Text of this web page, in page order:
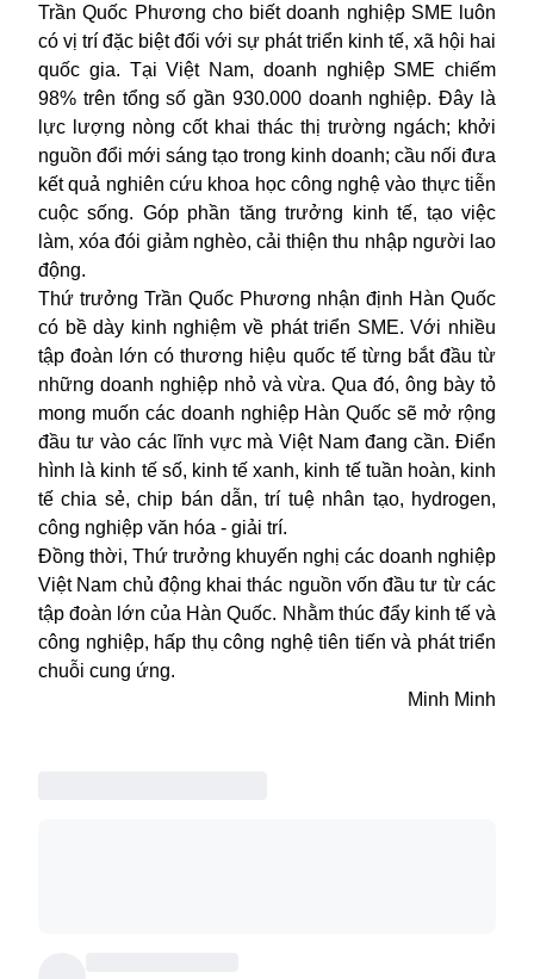
Trần Quốc Phương cho biết doanh nghiệp SME luôn
có vị trí đặc biệt đối với sự phát triển kinh tế, xã hội hai
quốc gia. Tại Việt Nam, doanh nghiệp SME chiếm
98% trên tổng số gần 930.000 doanh nghiệp. Đây là
lực lượng nòng cốt khai thác thị trường ngách; khởi
nguồn đổi mới sáng tạo trong kinh doanh; cầu nối đưa
kết quả nghiên cứu khoa học công nghệ vào thực tiễn
cuộc sống. Góp phần tăng trưởng kinh tế, tạo việc
làm, xóa đói giảm nghèo, cải thiện thu nhập người lao
động.
Thứ trưởng Trần Quốc Phương nhận định Hàn Quốc
có bề dày kinh nghiệm về phát triển SME. Với nhiều
tập đoàn lớn có thương hiệu quốc tế từng bắt đầu từ
những doanh nghiệp nhỏ và vừa. Qua đó, ông bày tỏ
mong muốn các doanh nghiệp Hàn Quốc sẽ mở rộng
đầu tư vào các lĩnh vực mà Việt Nam đang cần. Điển
hình là kinh tế số, kinh tế xanh, kinh tế tuần hoàn, kinh
tế chia sẻ, chip bán dẫn, trí tuệ nhân tạo, hydrogen,
công nghiệp văn hóa - giải trí.
Đồng thời, Thứ trưởng khuyến nghị các doanh nghiệp
Việt Nam chủ động khai thác nguồn vốn đầu tư từ các
tập đoàn lớn của Hàn Quốc. Nhằm thúc đẩy kinh tế và
công nghiệp, hấp thụ công nghệ tiên tiến và phát triển
chuỗi cung ứng.
Minh Minh